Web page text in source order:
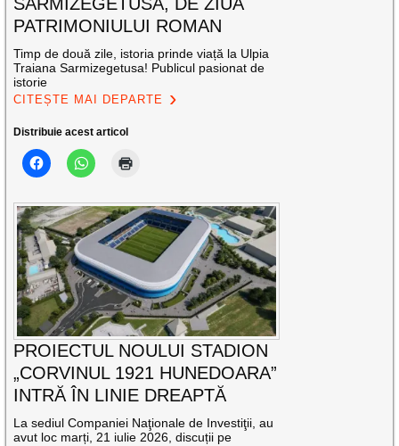
PATRIMONIULUI ROMAN
Timp de două zile, istoria prinde viață la Ulpia
Traiana Sarmizegetusa! Publicul pasionat de
istorie
CITEȘTE MAI DEPARTE
Distribuie acest articol
PROIECTUL NOULUI STADION
„CORVINUL 1921 HUNEDOARA”
INTRĂ ÎN LINIE DREAPTĂ
La sediul Companiei Naţionale de Investiţii, au
avut loc marți, 21 iulie 2026, discuții pe